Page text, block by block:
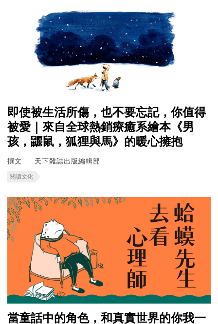
即使被生活所傷，也不要忘記，你值得
被愛｜來自全球熱銷療癒系繪本《男
孩，鼴鼠，狐狸與馬》的暖心擁抱
撰文 天下雜誌出版編輯部
閱讀文化
當童話中的角色，和真實世界的你我一